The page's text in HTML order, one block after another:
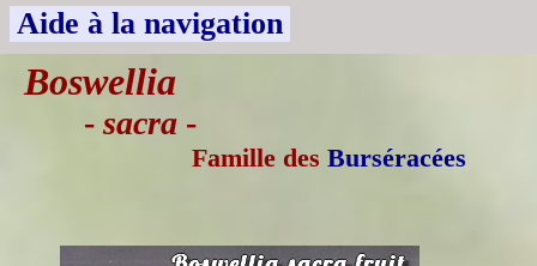
Aide à la navigation
Boswellia
- sacra -
Famille des Burséracées